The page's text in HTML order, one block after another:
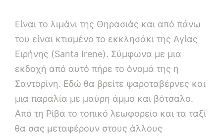
Είναι το λιμάνι της Θηρασιάς και από πάνω
του είναι κτισμένο το εκκλησάκι της Αγίας
Ειρήνης (Santa Irene). Σύμφωνα με μια
εκδοχή από αυτό πήρε το όνομά της η
Σαντορίνη. Εδώ θα βρείτε ψαροταβέρνες και
μια παραλία με μαύρη άμμο και βότσαλο.
Από τη Ρίβα το τοπικό λεωφορείο και τα ταξί
θα σας μεταφέρουν στους άλλους